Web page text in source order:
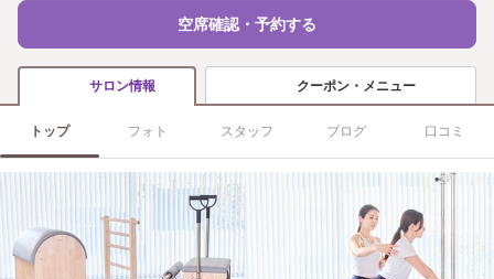
空席確認・予約する
サロン情報 クーポン・メニュー
トップ フォト スタッフ ブログ 口コミ